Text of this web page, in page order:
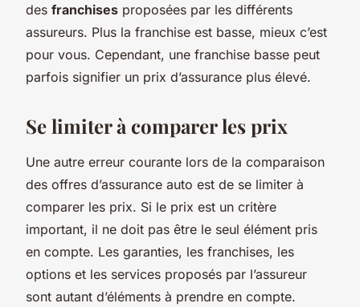
des franchises proposées par les différents
assureurs. Plus la franchise est basse, mieux c’est
pour vous. Cependant, une franchise basse peut
parfois signifier un prix d’assurance plus élevé.
Se limiter à comparer les prix
Une autre erreur courante lors de la comparaison
des offres d’assurance auto est de se limiter à
comparer les prix. Si le prix est un critère
important, il ne doit pas être le seul élément pris
en compte. Les garanties, les franchises, les
options et les services proposés par l’assureur
sont autant d’éléments à prendre en compte.